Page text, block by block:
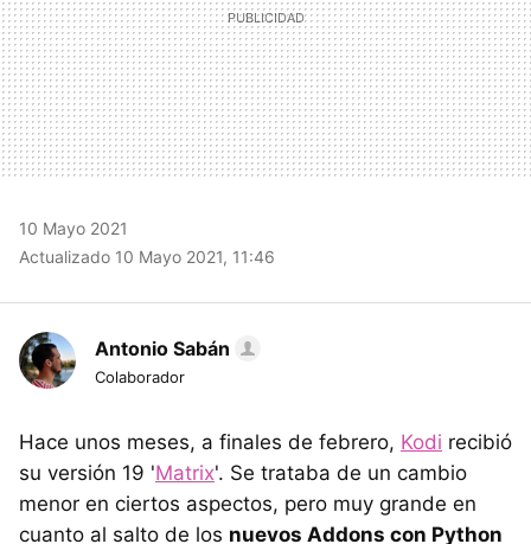
10 Mayo 2021
Actualizado 10 Mayo 2021, 11:46
Antonio Sabán
Colaborador
Hace unos meses, a finales de febrero, Kodi recibió
su versión 19 'Matrix'. Se trataba de un cambio
menor en ciertos aspectos, pero muy grande en
cuanto al salto de los nuevos Addons con Python